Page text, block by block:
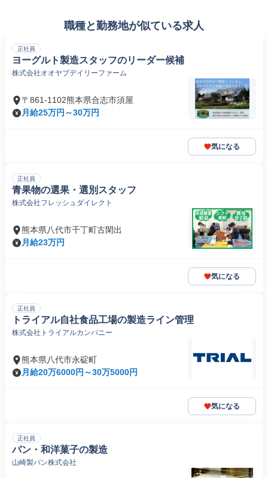
職種と勤務地が似ている求人
正社員
ヨーグルト製造スタッフのリーダー候補
株式会社オオヤブデイリーファーム
〒861-1102熊本県合志市須屋
月給25万円～30万円
気になる
正社員
青果物の選果・選別スタッフ
株式会社フレッシュダイレクト
熊本県八代市千丁町古閑出
月給23万円
気になる
正社員
トライアル自社食品工場の製造ライン管理
株式会社トライアルカンパニー
熊本県八代市永碇町
月給20万6000円～30万5000円
気になる
正社員
パン・和洋菓子の製造
山崎製パン株式会社